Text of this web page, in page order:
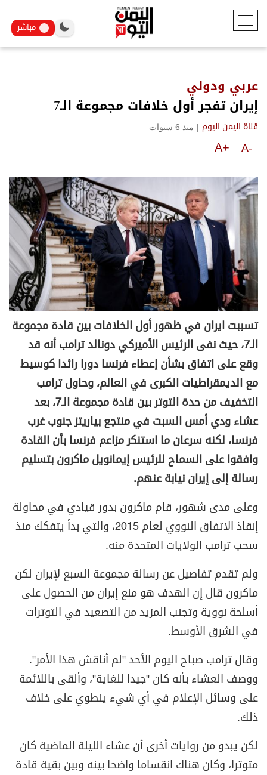
مباشر
عربي ودولي
إيران تفجر أول خلافات مجموعة الـ7
قناة اليمن اليوم | منذ 6 سنوات
A-
A+
تسببت ايران في ظهور أول الخلافات بين قادة مجموعة
الـ7، حيث نفى الرئيس الأميركي دونالد ترامب أنه قد
وقع على اتفاق بشأن إعطاء فرنسا دورا رائدا كوسيط
مع الديمقراطيات الكبرى في العالم، وحاول ترامب
التخفيف من حدة التوتر بين قادة مجموعة الـ7، بعد
عشاء ودي أمس السبت في منتجع بياريتز جنوب غرب
فرنسا، لكنه سرعان ما استنكر مزاعم فرنسا بأن القادة
وافقوا على السماح للرئيس إيمانويل ماكرون بتسليم
رسالة إلى إيران نيابة عنهم.
وعلى مدى شهور، قام ماكرون بدور قيادي في محاولة
إنقاذ الاتفاق النووي لعام 2015، والتي بدأ يتفكك منذ
سحب ترامب الولايات المتحدة منه.
ولم تقدم تفاصيل عن رسالة مجموعة السبع لإيران لكن
ماكرون قال إن الهدف هو منع إيران من الحصول على
أسلحة نووية وتجنب المزيد من التصعيد في التوترات
في الشرق الأوسط.
وقال ترامب صباح اليوم الأحد "لم أناقش هذا الأمر".
ووصف العشاء بأنه كان "جيدا للغاية"، وألقى باللائمة
على وسائل الإعلام في أي شيء ينطوي على خلاف
ذلك.
لكن يبدو من روايات أخرى أن عشاء الليلة الماضية كان
متوترا، وكان هناك انقساما واضحا بينه وبين بقية قادة